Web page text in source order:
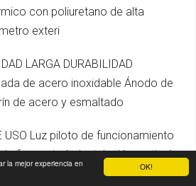
OK!
la mejor experiencia en
con poliuretano de alta
exteri
LARGA DURABILIDAD
de acero inoxidable Ánodo de
de acero y esmaltado
USO Luz piloto de funcionamiento
montado Instalación vertical